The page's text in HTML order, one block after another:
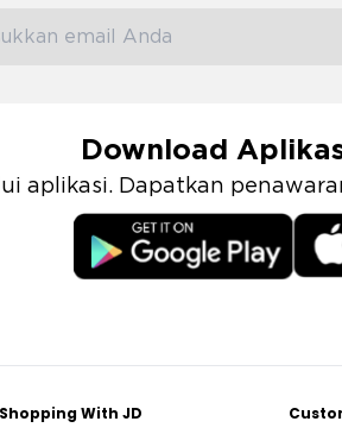
Download
aplikasi. Dapatkan
Shopping With JD